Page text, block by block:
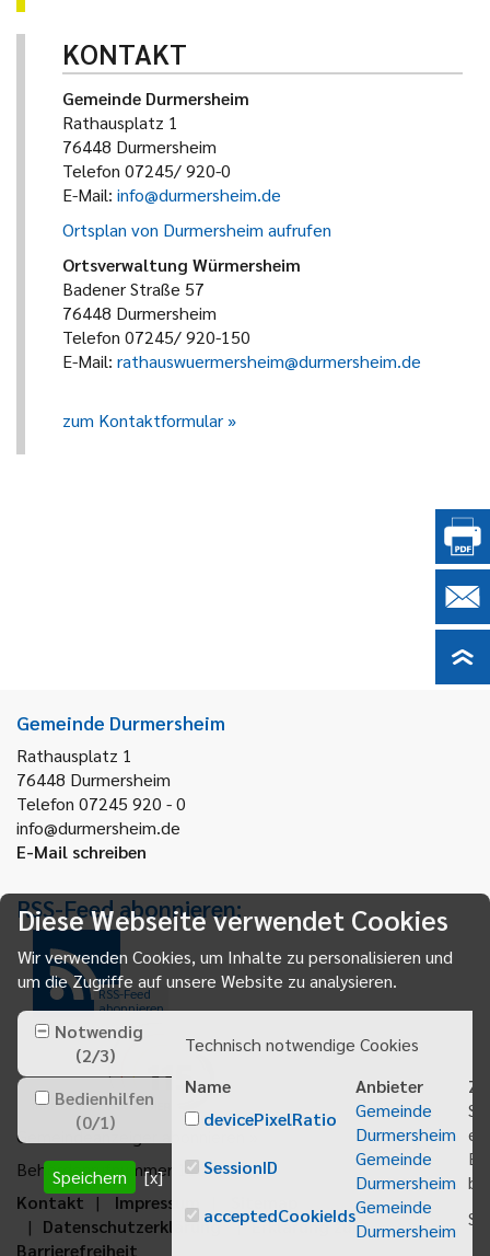
KONTAKT
Gemeinde Durmersheim
Rathausplatz 1
76448 Durmersheim
Telefon 07245/ 920-0
E-Mail: info@durmersheim.de
Ortsplan von Durmersheim aufrufen
Ortsverwaltung Würmersheim
Badener Straße 57
76448 Durmersheim
Telefon 07245/ 920-150
E-Mail: rathauswuermersheim@durmersheim.de
zum Kontaktformular
Gemeinde Durmersheim
Rathausplatz 1
76448 Durmersheim
Telefon 07245 920 - 0
info@durmersheim.de
E-Mail schreiben
RSS-Feed abonnieren:
RSS-Feed
abonnieren
Gemeindeanzeiger abonnieren
Behördenrufnummer 115
Kontakt
Impressum
Datenschutzerklärung
Erklärung zur
Barrierefreiheit
Diese Webseite verwendet Cookies
Wir verwenden Cookies, um Inhalte zu personalisieren und
um die Zugriffe auf unsere Website zu analysieren.
Notwendig
(2/3)
Bedienhilfen
(0/1)
Speichern [x]
Technisch notwendige Cookies
Name
Anbieter
devicePixelRatio
Gemeinde
Durmersheim
SessionID
Gemeinde
Durmersheim
acceptedCookieIdsGemeinde
Durmersheim